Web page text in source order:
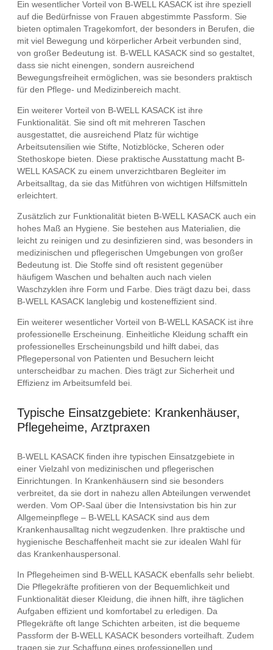
Ein wesentlicher Vorteil von B-WELL KASACK ist ihre speziell
auf die Bedürfnisse von Frauen abgestimmte Passform. Sie
bieten optimalen Tragekomfort, der besonders in Berufen, die
mit viel Bewegung und körperlicher Arbeit verbunden sind,
von großer Bedeutung ist. B-WELL KASACK sind so gestaltet,
dass sie nicht einengen, sondern ausreichend
Bewegungsfreiheit ermöglichen, was sie besonders praktisch
für den Pflege- und Medizinbereich macht.
Ein weiterer Vorteil von B-WELL KASACK ist ihre
Funktionalität. Sie sind oft mit mehreren Taschen
ausgestattet, die ausreichend Platz für wichtige
Arbeitsutensilien wie Stifte, Notizblöcke, Scheren oder
Stethoskope bieten. Diese praktische Ausstattung macht B-
WELL KASACK zu einem unverzichtbaren Begleiter im
Arbeitsalltag, da sie das Mitführen von wichtigen Hilfsmitteln
erleichtert.
Zusätzlich zur Funktionalität bieten B-WELL KASACK auch ein
hohes Maß an Hygiene. Sie bestehen aus Materialien, die
leicht zu reinigen und zu desinfizieren sind, was besonders in
medizinischen und pflegerischen Umgebungen von großer
Bedeutung ist. Die Stoffe sind oft resistent gegenüber
häufigem Waschen und behalten auch nach vielen
Waschzyklen ihre Form und Farbe. Dies trägt dazu bei, dass
B-WELL KASACK langlebig und kosteneffizient sind.
Ein weiterer wesentlicher Vorteil von B-WELL KASACK ist ihre
professionelle Erscheinung. Einheitliche Kleidung schafft ein
professionelles Erscheinungsbild und hilft dabei, das
Pflegepersonal von Patienten und Besuchern leicht
unterscheidbar zu machen. Dies trägt zur Sicherheit und
Effizienz im Arbeitsumfeld bei.
Typische Einsatzgebiete: Krankenhäuser,
Pflegeheime, Arztpraxen
B-WELL KASACK finden ihre typischen Einsatzgebiete in
einer Vielzahl von medizinischen und pflegerischen
Einrichtungen. In Krankenhäusern sind sie besonders
verbreitet, da sie dort in nahezu allen Abteilungen verwendet
werden. Vom OP-Saal über die Intensivstation bis hin zur
Allgemeinpflege – B-WELL KASACK sind aus dem
Krankenhausalltag nicht wegzudenken. Ihre praktische und
hygienische Beschaffenheit macht sie zur idealen Wahl für
das Krankenhauspersonal.
In Pflegeheimen sind B-WELL KASACK ebenfalls sehr beliebt.
Die Pflegekräfte profitieren von der Bequemlichkeit und
Funktionalität dieser Kleidung, die ihnen hilft, ihre täglichen
Aufgaben effizient und komfortabel zu erledigen. Da
Pflegekräfte oft lange Schichten arbeiten, ist die bequeme
Passform der B-WELL KASACK besonders vorteilhaft. Zudem
tragen sie zur Schaffung eines professionellen und